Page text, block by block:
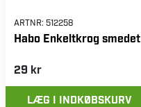
ARTNR: 512258
Habo Enkeltkrog smedet
29 kr
LÆG I INDKØBSKURV